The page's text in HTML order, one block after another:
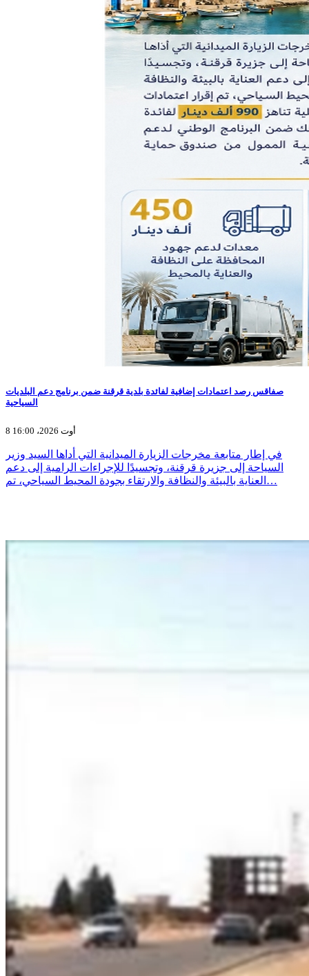
صفاقس رصد اعتمادات إضافية لفائدة بلدية قرقنة ضمن برنامج دعم البلديات
السياحية
8 أوت 2026، 16:00
في إطار متابعة مخرجات الزيارة الميدانية التي أداها السيد وزير
السياحة إلى جزيرة قرقنة، وتجسيدًا للإجراءات الرامية إلى دعم
العناية بالبيئة والنظافة والارتقاء بجودة المحيط السياحي، تم…